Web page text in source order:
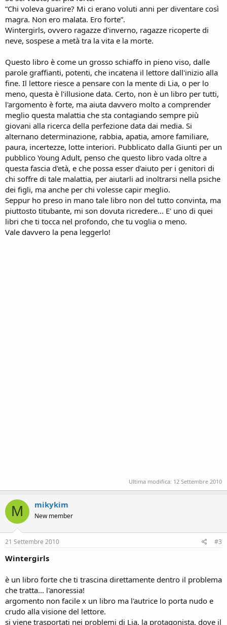
“Chi voleva guarire? Mi ci erano voluti anni per diventare così
magra. Non ero malata. Ero forte”.
Wintergirls, ovvero ragazze d'inverno, ragazze ricoperte di
neve, sospese a metà tra la vita e la morte.
Questo libro è come un grosso schiaffo in pieno viso, dalle
parole graffianti, potenti, che incatena il lettore dall'inizio alla
fine. Il lettore riesce a pensare con la mente di Lia, o per lo
meno, questa è l'illusione data. Certo, non è un libro per tutti,
l'argomento è forte, ma aiuta davvero molto a comprender
meglio questa malattia che sta contagiando sempre più
giovani alla ricerca della perfezione data dai media. Si
alternano determinazione, rabbia, apatia, amore familiare,
paura, incertezze, lotte interiori. Pubblicato dalla Giunti per un
pubblico Young Adult, penso che questo libro vada oltre a
questa fascia d'età, e che possa esser d'aiuto per i genitori di
chi soffre di tale malattia, per aiutarli ad inoltrarsi nella psiche
dei figli, ma anche per chi volesse capir meglio.
Seppur ho preso in mano tale libro non del tutto convinta, ma
piuttosto titubante, mi son dovuta ricredere... E' uno di quei
libri che ti tocca nel profondo, che tu voglia o meno.
Vale davvero la pena leggerlo!
Ultima modifica: 12 Settembre 2010
M mikykim
New member
21 Settembre 2010 #3
Wintergirls
è un libro forte che ti trascina direttamente dentro il problema
che tratta... l'anoressia!
argomento non facile x un libro ma l'autrice lo porta nudo e
crudo alla visione del lettore.
si viene trasportati nei problemi di Lia, la protagonista, dove il